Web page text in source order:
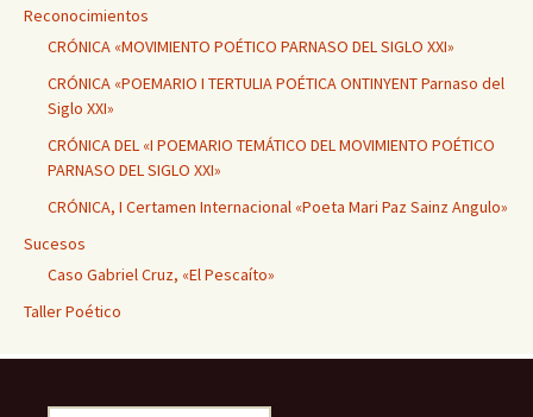
Reconocimientos
CRÓNICA «MOVIMIENTO POÉTICO PARNASO DEL SIGLO XXI»
CRÓNICA «POEMARIO I TERTULIA POÉTICA ONTINYENT Parnaso del
Siglo XXI»
CRÓNICA DEL «I POEMARIO TEMÁTICO DEL MOVIMIENTO POÉTICO
PARNASO DEL SIGLO XXI»
CRÓNICA, I Certamen Internacional «Poeta Mari Paz Sainz Angulo»
Sucesos
Caso Gabriel Cruz, «El Pescaíto»
Taller Poético